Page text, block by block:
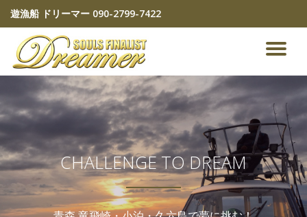
ン
へ
ス
ッ
プ
遊漁船 ドリーマー 090-2799-7422
ナ
ビ
ゲ
ー
シ
CHALLENGE TO DREAM